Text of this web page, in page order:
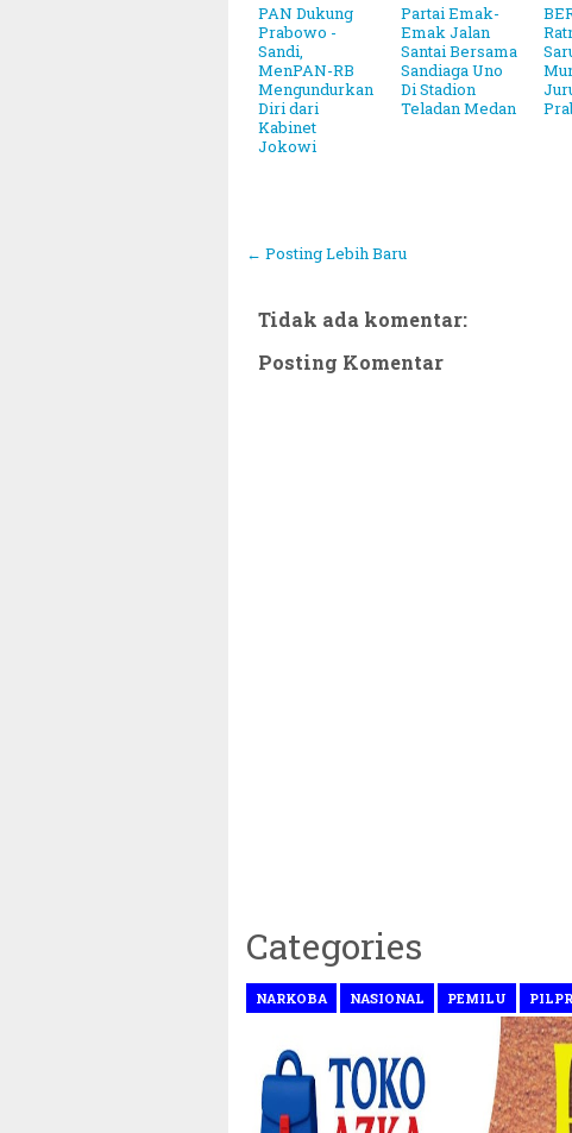
PAN Dukung
Prabowo -
Sandi,
MenPAN-RB
Mengundurkan
Diri dari
Kabinet
Jokowi
Partai Emak-
Emak Jalan
Santai Bersama
Sandiaga Uno
Di Stadion
Teladan Medan
← Posting Lebih Baru
Tidak ada komentar:
Posting Komentar
Categories
NARKOBA NASIONAL PEMILU
1 Ramadhan 1446 Hijriah Jatuh Pada Hari